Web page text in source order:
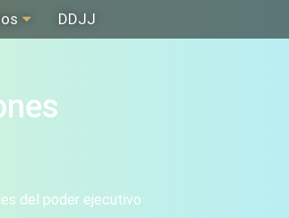
DDJJ
del poder ejecutivo